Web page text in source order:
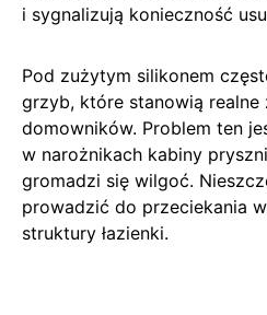
i sygnalizują konieczność
Pod zużytym silikonem
grzyb, które stanowią
domowników. Problem ten
w narożnikach kabiny
gromadzi się wilgoć.
prowadzić do przeciekania
struktury łazienki.